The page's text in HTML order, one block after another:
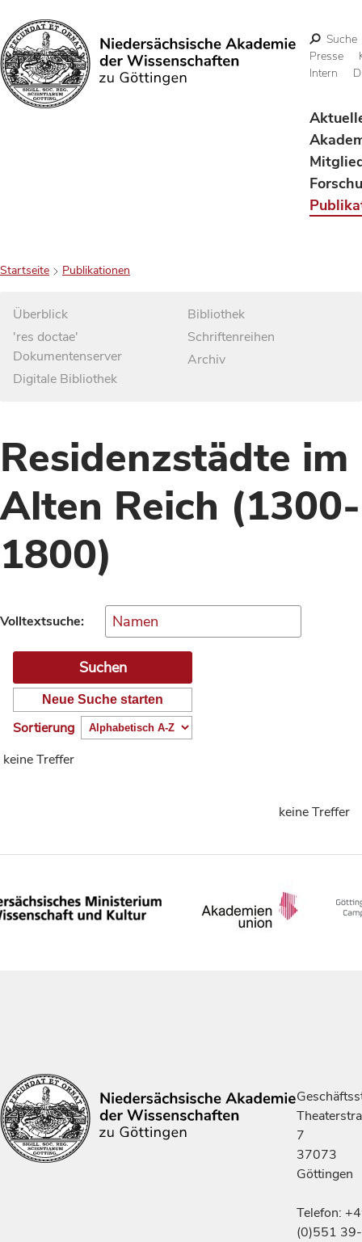
Suchen
Suche
Presse
Intern
Startseite Publikationen
Überblick
'res doctae'
Dokumentenserver
Digitale Bibliothek
Bibliothek
Schriftenreihen
Archiv
Residenzstädte im
Alten Reich (1300-
1800)
Volltextsuche:
Neue Suche starten
Sortierung
keine Treffer
keine Treffer
7
37073
Göttingen
Telefon:
(0)551 39-